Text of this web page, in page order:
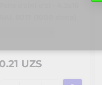
0.21 UZS